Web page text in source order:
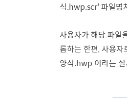
식.hwp.scr' 파일명
사용자가 해당 파일
롭하는 한편, 사용
양식.hwp 이라는